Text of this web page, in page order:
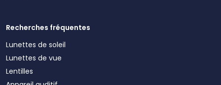
Recherches fréquentes
Lunettes de soleil
Lunettes de vue
Lentilles